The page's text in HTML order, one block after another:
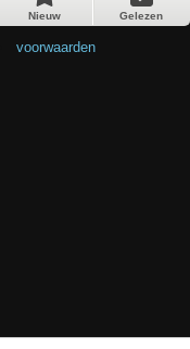
Nieuw Gelezen
voorwaarden